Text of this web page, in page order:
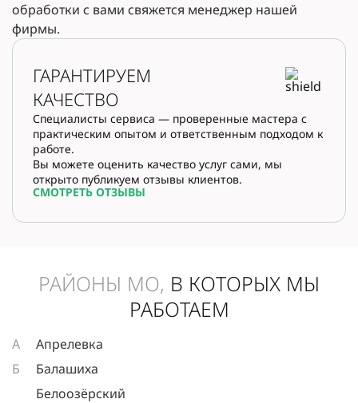
обработки с вами свяжется менеджер нашей
фирмы.
ГАРАНТИРУЕМ
КАЧЕСТВО
Специалисты сервиса — проверенные мастера с
практическим опытом и ответственным подходом к
работе.
Вы можете оценить качество услуг сами, мы
открыто публикуем отзывы клиентов.
СМОТРЕТЬ ОТЗЫВЫ
РАЙОНЫ МО, В КОТОРЫХ МЫ
РАБОТАЕМ
А
Апрелевка
Б
Балашиха
Белоозёрский